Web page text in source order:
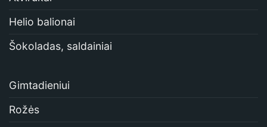
Helio balionai
Šokoladas, saldainiai
Gimtadieniui
Rožės